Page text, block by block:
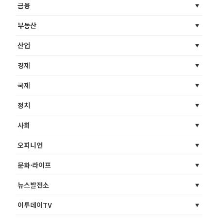
금융
부동산
산업
경제
국제
정치
사회
오피니언
문화·라이프
뉴스발전소
이투데이TV